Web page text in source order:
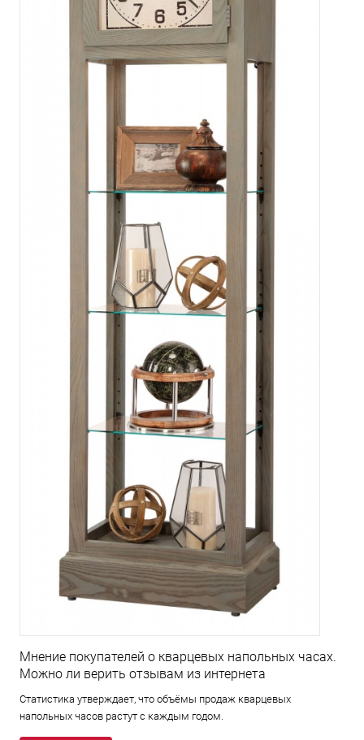
Мнение покупателей о кварцевых напольных часах.
Можно ли верить отзывам из интернета
Статистика утверждает, что объёмы продаж кварцевых
напольных часов растут с каждым годом.